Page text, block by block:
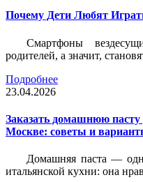
Почему Дети Любят
Смартфоны
родителей, а значит,
Подробнее
23.04.2026
Заказать домашнюю
Москве: советы и
Домашняя паста —
итальянской кухни: она